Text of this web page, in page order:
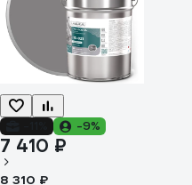
-9%
7 410 ₽
8 310 ₽